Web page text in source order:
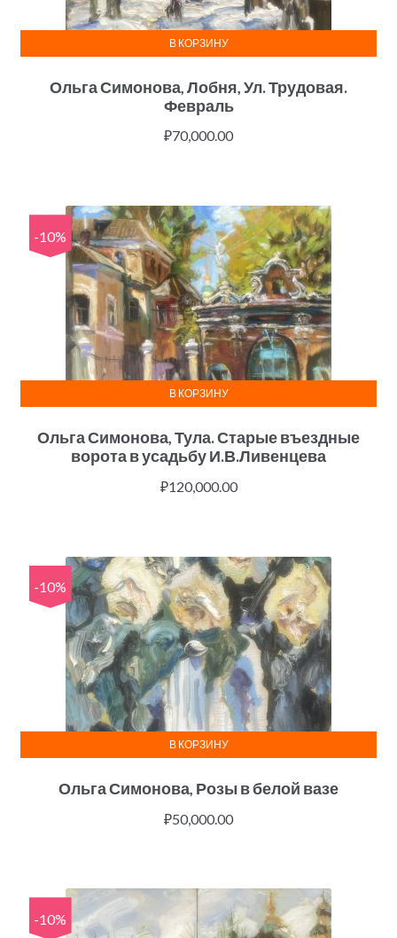
Ольга Симонова, Лобня, Ул. Трудовая.
Февраль
₽70,000.00
В КОРЗИНУ
-10%
Ольга Симонова, Тула. Старые въездные
ворота в усадьбу И.В.Ливенцева
₽120,000.00
В КОРЗИНУ
-10%
Ольга Симонова, Розы в белой вазе
₽50,000.00
В КОРЗИНУ
-10%